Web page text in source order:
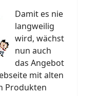
Damit es nie
langweilig
wird, wächst
nun auch
das Angebot
mit alten
Produkten